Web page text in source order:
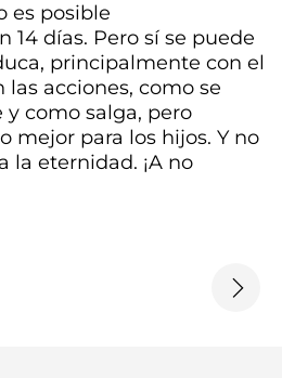
es posible
14 días. Pero sí se puede
principalmente con el
acciones, como se
como salga, pero
mejor para los hijos. Y no
la eternidad. ¡A no